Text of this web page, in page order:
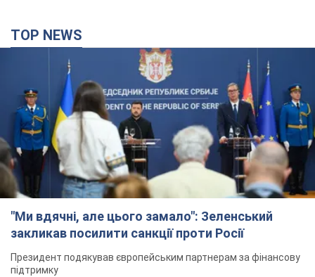
TOP NEWS
"Ми вдячні, але цього замало": Зеленський
закликав посилити санкції проти Росії
Президент подякував європейським партнерам за фінансову
підтримку